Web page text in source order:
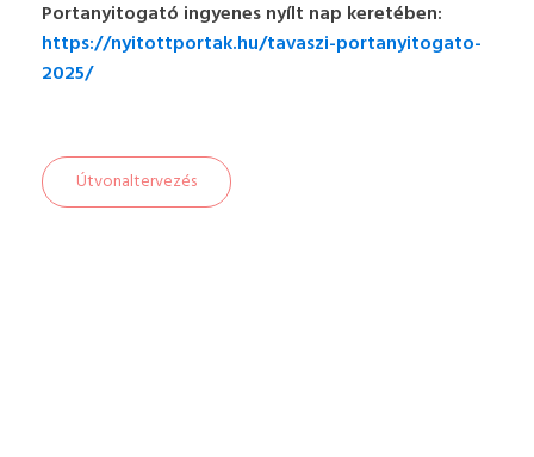
Portanyitogató ingyenes nyílt nap keretében:
https://nyitottportak.hu/tavaszi-portanyitogato-
2025/
Útvonaltervezés